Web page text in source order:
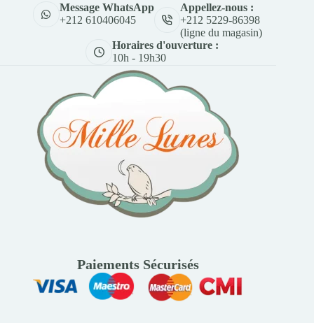
Message WhatsApp
+212 610406045
Appellez-nous :
+212 5229-86398
(ligne du magasin)
Horaires d'ouverture :
10h - 19h30
Paiements Sécurisés